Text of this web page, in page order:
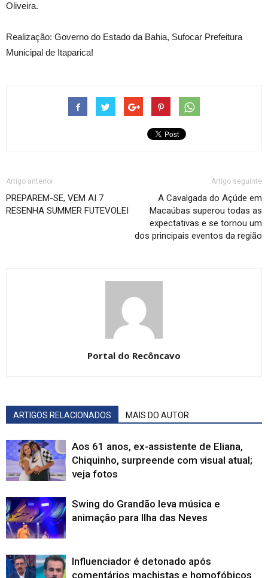
Oliveira.
Realização: Governo do Estado da Bahia, Sufocar Prefeitura
Municipal de Itaparica!
Artigo anterior
PREPAREM-SE, VEM AI 7
RESENHA SUMMER FUTEVOLEI
Artigo seguinte
A Cavalgada do Açúde em
Macaúbas superou todas as
expectativas e se tornou um
dos principais eventos da região
Portal do Recôncavo
ARTIGOS RELACIONADOS MAIS DO AUTOR
Aos 61 anos, ex-assistente de Eliana,
Chiquinho, surpreende com visual atual;
veja fotos
Swing do Grandão leva música e
animação para Ilha das Neves
Influenciador é detonado após
comentários machistas e homofóbicos